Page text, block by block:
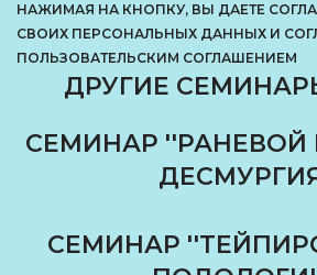
НАЖИМАЯ НА КНОПКУ, ВЫ ДАЕТЕ
СВОИХ ПЕРСОНАЛЬНЫХ ДАННЫХ И
ПОЛЬЗОВАТЕЛЬСКИМ СОГЛАШЕНИЕМ
ДРУГИЕ
СЕМИНАР ''РАНЕВОЙ
СЕМИНАР